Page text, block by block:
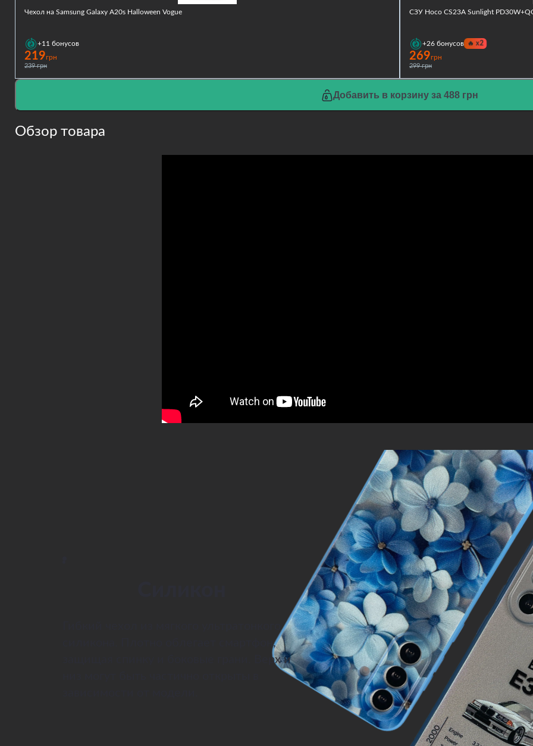
Чехол на Samsung Galaxy A20s Halloween Vogue
+11 бонусов
219грн
239 грн
СЗУ Hoco CS23A Sunlight
+26 бонусов 🔥x2
269грн
299 грн
Добавить в корзину за 488 грн
Обзор товара
силикона. Плотно облегает смартфон,
защищая спинку и боковые грани. Верх и